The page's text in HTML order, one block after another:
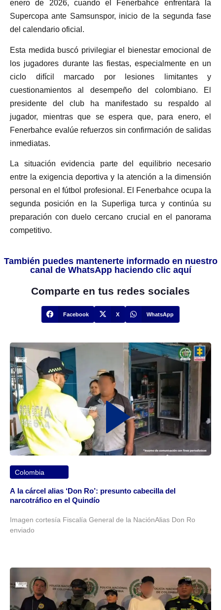
enero de 2026, cuando el Fenerbahce enfrentará la
Supercopa ante Samsunspor, inicio de la segunda fase
del calendario oficial.
Esta medida buscó privilegiar el bienestar emocional de
los jugadores durante las fiestas, especialmente en un
ciclo difícil marcado por lesiones limitantes y
cuestionamientos al desempeño del colombiano. El
presidente del club ha manifestado su respaldo al
jugador, mientras que se espera que, para enero, el
Fenerbahce evalúe refuerzos sin confirmación de salidas
inmediatas.
La situación evidencia parte del equilibrio necesario
entre la exigencia deportiva y la atención a la dimensión
personal en el fútbol profesional. El Fenerbahce ocupa la
segunda posición en la Superliga turca y continúa su
preparación con duelo cercano crucial en el panorama
competitivo.
También puedes mantenerte informado en nuestro
canal de WhatsApp haciendo clic aquí
Comparte en tus redes sociales
Facebook X WhatsApp
Colombia
A la cárcel alias ‘Don Ro’: presunto cabecilla del
narcotráfico en el Quindío
Imagen cortesía Fiscalía General de la NaciónAlias Don Ro
enviado